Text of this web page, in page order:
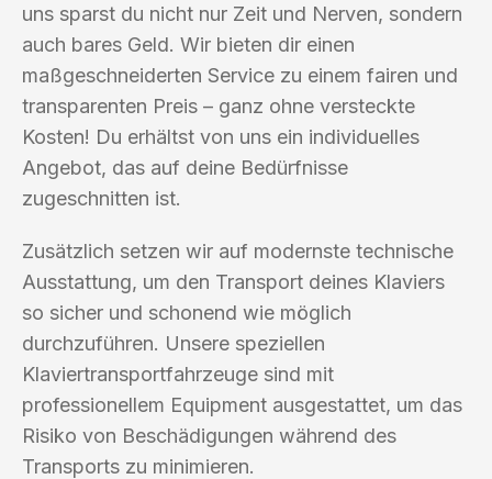
uns sparst du nicht nur Zeit und Nerven, sondern
auch bares Geld. Wir bieten dir einen
maßgeschneiderten Service zu einem fairen und
transparenten Preis – ganz ohne versteckte
Kosten! Du erhältst von uns ein individuelles
Angebot, das auf deine Bedürfnisse
zugeschnitten ist.
Zusätzlich setzen wir auf modernste technische
Ausstattung, um den Transport deines Klaviers
so sicher und schonend wie möglich
durchzuführen. Unsere speziellen
Klaviertransportfahrzeuge sind mit
professionellem Equipment ausgestattet, um das
Risiko von Beschädigungen während des
Transports zu minimieren.